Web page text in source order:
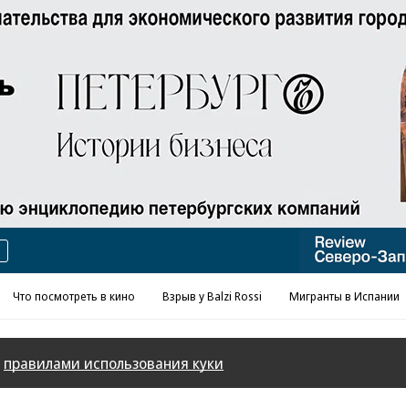
Что посмотреть в кино Взрыв у Balzi Rossi Мигранты в Испании
правилами использования куки